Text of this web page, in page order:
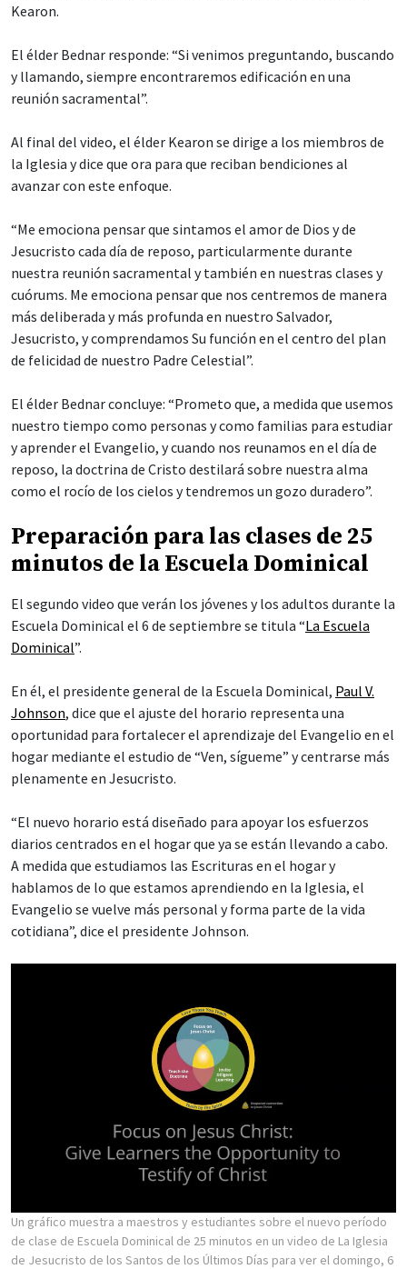
Kearon.
El élder Bednar responde: “Si venimos preguntando, buscando
y llamando, siempre encontraremos edificación en una
reunión sacramental”.
Al final del video, el élder Kearon se dirige a los miembros de
la Iglesia y dice que ora para que reciban bendiciones al
avanzar con este enfoque.
“Me emociona pensar que sintamos el amor de Dios y de
Jesucristo cada día de reposo, particularmente durante
nuestra reunión sacramental y también en nuestras clases y
cuórums. Me emociona pensar que nos centremos de manera
más deliberada y más profunda en nuestro Salvador,
Jesucristo, y comprendamos Su función en el centro del plan
de felicidad de nuestro Padre Celestial”.
El élder Bednar concluye: “Prometo que, a medida que usemos
nuestro tiempo como personas y como familias para estudiar
y aprender el Evangelio, y cuando nos reunamos en el día de
reposo, la doctrina de Cristo destilará sobre nuestra alma
como el rocío de los cielos y tendremos un gozo duradero”.
Preparación para las clases de 25
minutos de la Escuela Dominical
El segundo video que verán los jóvenes y los adultos durante la
Escuela Dominical el 6 de septiembre se titula “La Escuela
Dominical”.
En él, el presidente general de la Escuela Dominical, Paul V.
Johnson, dice que el ajuste del horario representa una
oportunidad para fortalecer el aprendizaje del Evangelio en el
hogar mediante el estudio de “Ven, sígueme” y centrarse más
plenamente en Jesucristo.
“El nuevo horario está diseñado para apoyar los esfuerzos
diarios centrados en el hogar que ya se están llevando a cabo.
A medida que estudiamos las Escrituras en el hogar y
hablamos de lo que estamos aprendiendo en la Iglesia, el
Evangelio se vuelve más personal y forma parte de la vida
cotidiana”, dice el presidente Johnson.
Un gráfico muestra a maestros y estudiantes sobre el nuevo período
de clase de Escuela Dominical de 25 minutos en un video de La Iglesia
de Jesucristo de los Santos de los Últimos Días para ver el domingo, 6